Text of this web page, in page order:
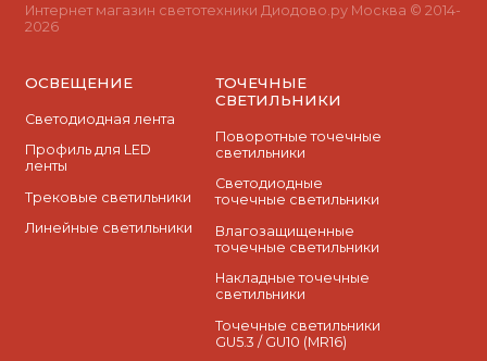
Интернет магазин светотехники Диодово.ру Москва © 2014-
2026
ОСВЕЩЕНИЕ
Светодиодная лента
Профиль для LED
ленты
Трековые светильники
Линейные светильники
ТОЧЕЧНЫЕ
СВЕТИЛЬНИКИ
Поворотные точечные
светильники
Cветодиодные
точечные светильники
Влагозащищенные
точечные светильники
Накладные точечные
светильники
Точечные светильники
GU5.3 / GU10 (MR16)